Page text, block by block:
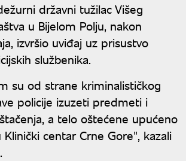
državni tužilac Višeg
u Bijelom Polju, nakon
izvršio uviđaj uz prisustvo
službenika.
su od strane kriminalističkog
policije izuzeti predmeti i
a telo oštećene upućeno
centar Crne Gore", kazali